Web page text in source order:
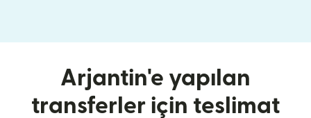
Arjantin'e yapılan
transferler için teslimat